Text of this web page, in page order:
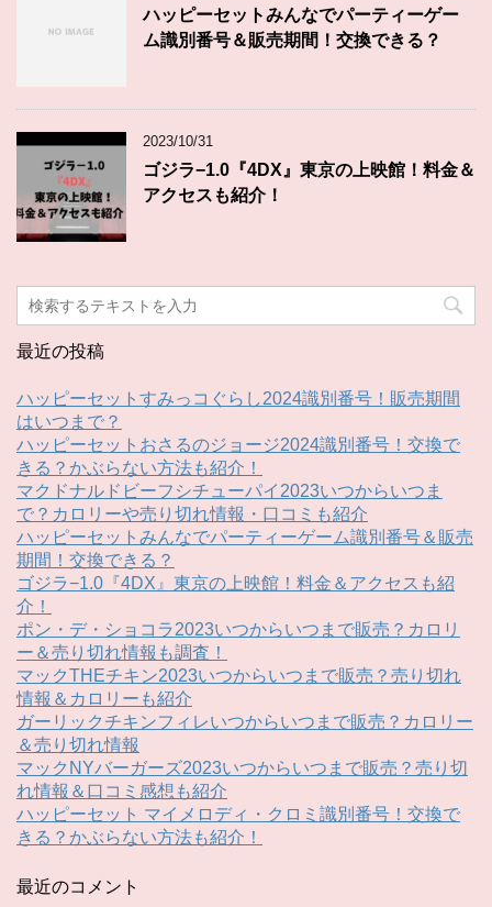
ハッピーセットみんなでパーティーゲー
ム識別番号＆販売期間！交換できる？
2023/10/31
ゴジラ−1.0『4DX』東京の上映館！料金＆
アクセスも紹介！
最近の投稿
ハッピーセットすみっコぐらし2024識別番号！販売期間
はいつまで？
ハッピーセットおさるのジョージ2024識別番号！交換で
きる？かぶらない方法も紹介！
マクドナルドビーフシチューパイ2023いつからいつま
で？カロリーや売り切れ情報・口コミも紹介
ハッピーセットみんなでパーティーゲーム識別番号＆販売
期間！交換できる？
ゴジラ−1.0『4DX』東京の上映館！料金＆アクセスも紹
介！
ポン・デ・ショコラ2023いつからいつまで販売？カロリ
ー＆売り切れ情報も調査！
マックTHEチキン2023いつからいつまで販売？売り切れ
情報＆カロリーも紹介
ガーリックチキンフィレいつからいつまで販売？カロリー
＆売り切れ情報
マックNYバーガーズ2023いつからいつまで販売？売り切
れ情報＆口コミ感想も紹介
ハッピーセット マイメロディ・クロミ識別番号！交換で
きる？かぶらない方法も紹介！
最近のコメント